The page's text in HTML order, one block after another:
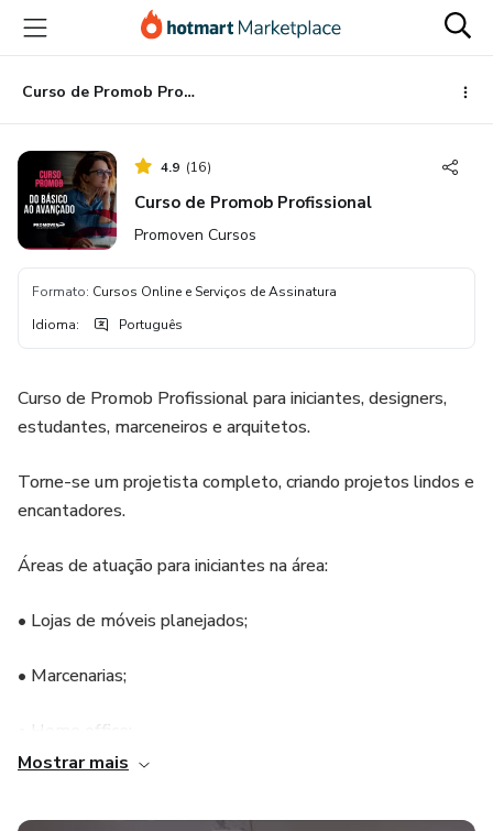
para
conteúdo
principal
para
pagamento
para
rodapé
Curso de Promob Profissional
4.9 (16)
Curso de Promob Profissional
Promoven Cursos
Formato: Cursos Online e Serviços de Assinatura
Idioma: Português
Curso de Promob Profissional para iniciantes, designers,
estudantes, marceneiros e arquitetos.
Torne-se um projetista completo, criando projetos lindos e
encantadores.
Áreas de atuação para iniciantes na área:
• Lojas de móveis planejados;
• Marcenarias;
• Home office;
Mostrar mais